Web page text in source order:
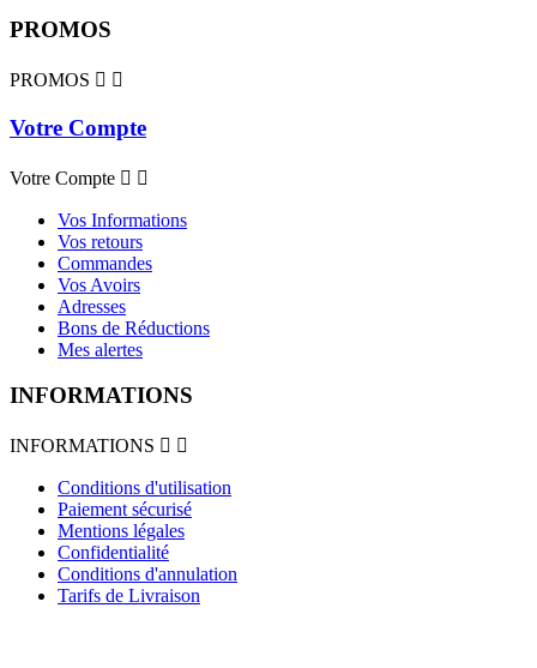
PROMOS
PROMOS  
Votre Compte
Votre Compte  
Vos Informations
Vos retours
Commandes
Vos Avoirs
Adresses
Bons de Réductions
Mes alertes
INFORMATIONS
INFORMATIONS  
Conditions d'utilisation
Paiement sécurisé
Mentions légales
Confidentialité
Conditions d'annulation
Tarifs de Livraison